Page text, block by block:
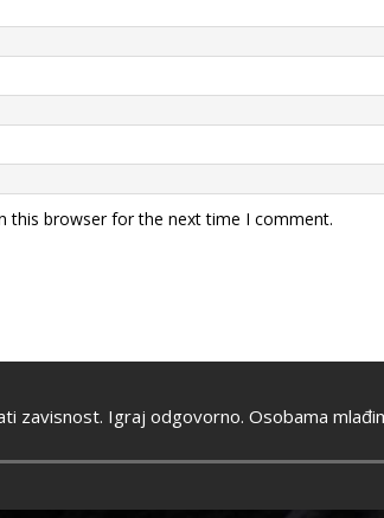
this browser for the next time I comment.
zavisnost. Igraj odgovorno. Osobama